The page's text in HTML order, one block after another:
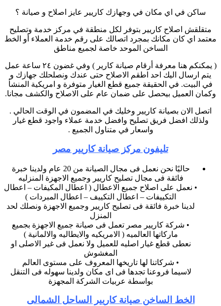
ساكن في اي مكان في وجهازك كاريير عايز اصلاح و صيانة ؟
متقلقش اصلاح كاريير بتوفر لكل منطقة في مركز خدمة وتصليح
معتمد اي كان مكانك بمجرد اتصالك على رقم خدمة العملاء أو الخط
الساخن الموحد خاصة لجميع مناطق
( يمكنكم هنا معرفة أرقام صيانة كارير ) وفي غضون ٢٤ ساعة عمل
يتم ارسال اليك احد اطقم الاصلاح حتى عندك ونصلحلك جهازك و
في البيت. في الحقيقة جميع قطع الغيار متوفرة و امريكية المنشأ
وكمان العميل بيحصل على ضمان عام على الاصلاح والكشف مجانا.
اتصل الان بصيانة كاريير وخليك في المضمون في الوقت الحالي .
ولذلك افضل فريق تصليح وافضل خدمة عملاء واجود قطع غيار
واسعار في متناول الجميع .
تليفون مركز صيانة كاريير مصر
حاليًا نحن نعمل فى مجال الصيانة من 20 عام ولدينا خبرة
فائقة فى مجال تصليح كاريير وجميع الاجهزة المنزليه
• نعمل على اصلاح جميع الاعطال ( اعطال المكيفات – اعطال
التكييفات – اعطال التكييف – اعطال المبردات )
لدينا خبرة فائقة فى تصليح كاريير وجميع الاجهزة ونصلك لحد
المنزل
• شركة كاريير مصر تعمل فى صيانة جميع الاجهزة بجميع
ماركاتها العالميه ( الامريكيه والايطاليه والالمانية )
نعطى قطع غيار اصليه للعميل ولا نعمل فى غير الاصلى او
المغشوش
• شركاتنا لها تاريخها المعروف على مستوى العالم
لاسيما فروعنا تجدها فى اى مكان ولدينا سهوله فى التنقل
بواسطة عربيات الشركة المجهزة
الخط الساخن صيانة كاريير الساحل الشمالى